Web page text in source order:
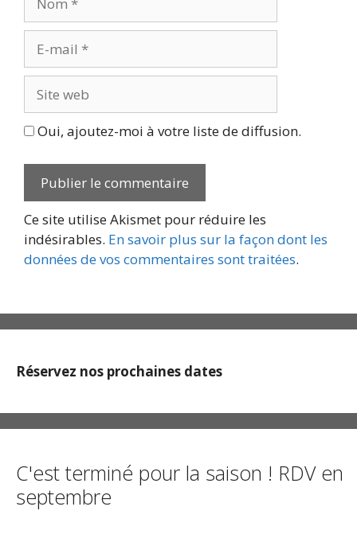
mail
web
Oui, ajoutez-moi à votre liste de diffusion.
Ce site utilise Akismet pour réduire les
indésirables. En savoir plus sur la façon dont les
données de vos commentaires sont traitées.
Réservez nos prochaines dates
C'est terminé pour la saison ! RDV en
septembre